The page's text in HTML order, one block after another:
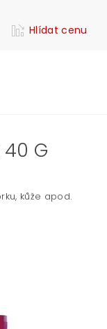
Hlídat cenu
40 G
kůže apod.